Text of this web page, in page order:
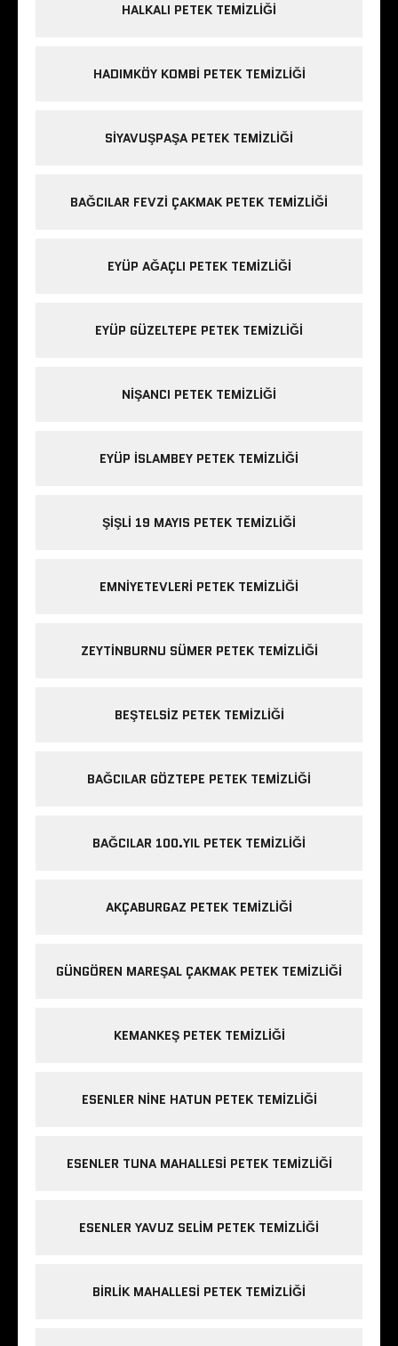
HALKALI PETEK TEMIZLIĞI
HADIMKÖY KOMBI PETEK TEMIZLIĞI
SIYAVUŞPAŞA PETEK TEMIZLIĞI
BAĞCILAR FEVZI ÇAKMAK PETEK TEMIZLIĞI
EYÜP AĞAÇLI PETEK TEMIZLIĞI
EYÜP GÜZELTEPE PETEK TEMIZLIĞI
NIŞANCI PETEK TEMIZLIĞI
EYÜP ISLAMBEY PETEK TEMIZLIĞI
ŞIŞLI 19 MAYIS PETEK TEMIZLIĞI
EMNIYETEVLERI PETEK TEMIZLIĞI
ZEYTINBURNU SÜMER PETEK TEMIZLIĞI
BEŞTELSIZ PETEK TEMIZLIĞI
BAĞCILAR GÖZTEPE PETEK TEMIZLIĞI
BAĞCILAR 100.YIL PETEK TEMIZLIĞI
AKÇABURGAZ PETEK TEMIZLIĞI
GÜNGÖREN MAREŞAL ÇAKMAK PETEK TEMIZLIĞI
KEMANKEŞ PETEK TEMIZLIĞI
ESENLER NINE HATUN PETEK TEMIZLIĞI
ESENLER TUNA MAHALLESI PETEK TEMIZLIĞI
ESENLER YAVUZ SELIM PETEK TEMIZLIĞI
BIRLIK MAHALLESI PETEK TEMIZLIĞI